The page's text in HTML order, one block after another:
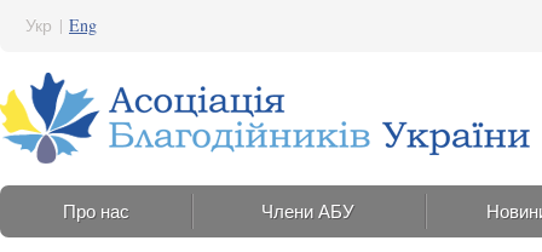
Укр | Eng
Про нас Члени АБУ